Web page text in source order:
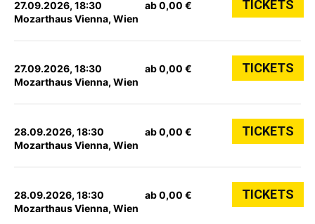
27.09.2026, 18:30
Mozarthaus Vienna, Wien
ab 0,00 € TICKETS
27.09.2026, 18:30
Mozarthaus Vienna, Wien
ab 0,00 € TICKETS
28.09.2026, 18:30
Mozarthaus Vienna, Wien
ab 0,00 € TICKETS
28.09.2026, 18:30
Mozarthaus Vienna, Wien
ab 0,00 € TICKETS